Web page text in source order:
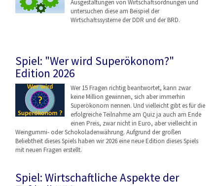
Ausgestaltungen von Wirtschaftsordnungen und
untersuchen diese am Beispiel der
Wirtschaftssysteme der DDR und der BRD.
Spiel: "Wer wird Superökonom?"
Edition 2026
Wer 15 Fragen richtig beantwortet, kann zwar
keine Million gewinnen, sich aber immerhin
Superökonom nennen. Und vielleicht gibt es für die
erfolgreiche Teilnahme am Quiz ja auch am Ende
einen Preis, zwar nicht in Euro, aber vielleicht in
Weingummi- oder Schokoladenwährung. Aufgrund der großen
Beliebtheit dieses Spiels haben wir 2026 eine neue Edition dieses Spiels
mit neuen Fragen erstellt.
Spiel: Wirtschaftliche Aspekte der